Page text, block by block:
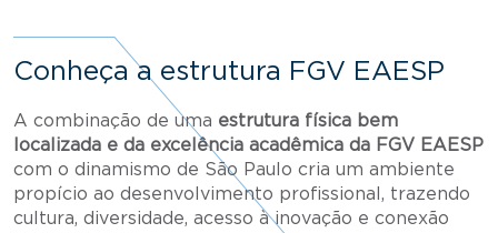
Conheça a estrutura FGV EAESP
A combinação de uma estrutura física bem
localizada e da excelência acadêmica da FGV EAESP
com o dinamismo de São Paulo cria um ambiente
propício ao desenvolvimento profissional, trazendo
cultura, diversidade, acesso à inovação e conexão